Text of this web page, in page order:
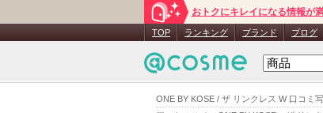
ONE BY KOSE / ザ リンクレス W 口コミ
おトクにキレイになる情報が
TOP ランキング ブランド ブログ